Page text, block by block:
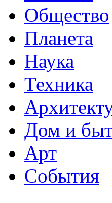
Общество
Планета
Наука
Техника
Дом и
Арт
События